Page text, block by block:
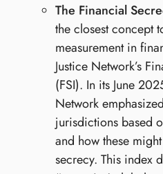
The Financial
the closest concept
measurement in
Justice Network’s
(FSI). In its June
Network
jurisdictions based
and how these
secrecy. This index